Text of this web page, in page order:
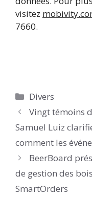
visitez
7660.
Catégories
Divers
Vingt témoins
Samuel Luiz
comment les
BeerBoard
de gestion des
SmartOrders